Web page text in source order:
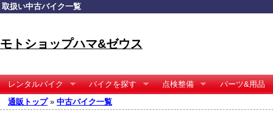
取扱い中古バイク一覧
モトショップハマ&ゼウス
レンタルバイク バイクを探す 点検整備
パーツ&用品
通販トップ» 中古バイク一覧